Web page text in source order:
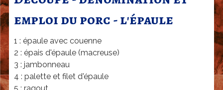
J
a
c
k
y
emploi du porc - l'épaule
1 : épaule avec couenne
2 : épais d'épaule (macreuse)
3 : jambonneau
4 : palette et filet d'épaule